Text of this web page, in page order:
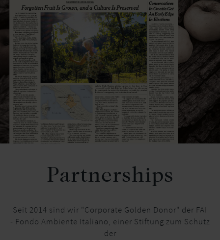
Partnerships
Seit 2014 sind wir "Corporate Golden Donor" der FAI
- Fondo Ambiente Italiano, einer Stiftung zum Schutz
der